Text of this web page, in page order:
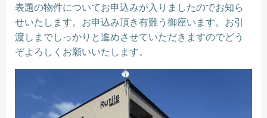
表題の物件についてお申込みが入りましたのでお知ら
せいたします。お申込み頂き有難う御座います。お引
渡しまでしっかりと進めさせていただきますのでどう
ぞよろしくお願いいたします。